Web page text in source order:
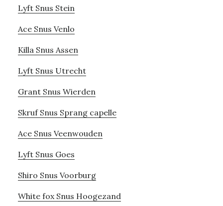
Lyft Snus Stein
Ace Snus Venlo
Killa Snus Assen
Lyft Snus Utrecht
Grant Snus Wierden
Skruf Snus Sprang capelle
Ace Snus Veenwouden
Lyft Snus Goes
Shiro Snus Voorburg
White fox Snus Hoogezand